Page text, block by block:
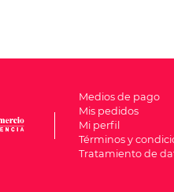
Medios de pago
Mis pedidos
Mi perfil
Términos y
Tratamiento de